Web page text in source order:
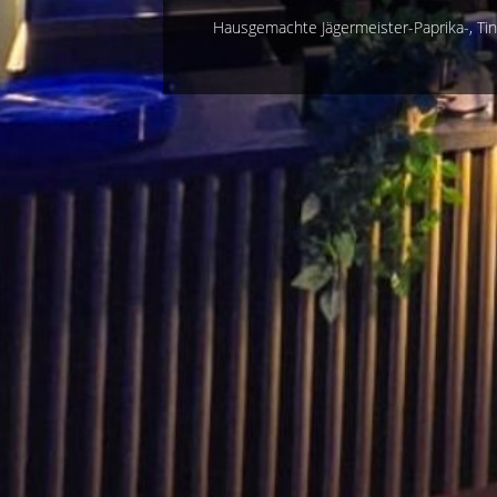
Hausgemachte Jägermeister-Paprika-,